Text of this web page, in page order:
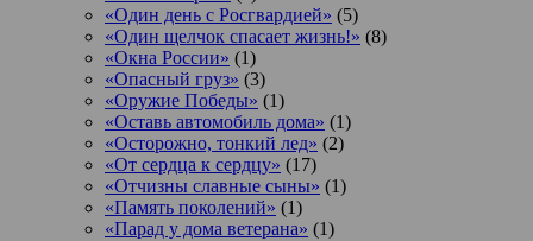
«Один день с Росгвардией» (5)
«Один щелчок спасает жизнь!» (8)
«Окна России» (1)
«Опасный груз» (3)
«Оружие Победы» (1)
«Оставь автомобиль дома» (1)
«Осторожно, тонкий лед» (2)
«От сердца к сердцу» (17)
«Отчизны славные сыны» (1)
«Память поколений» (1)
«Парад у дома ветерана» (1)